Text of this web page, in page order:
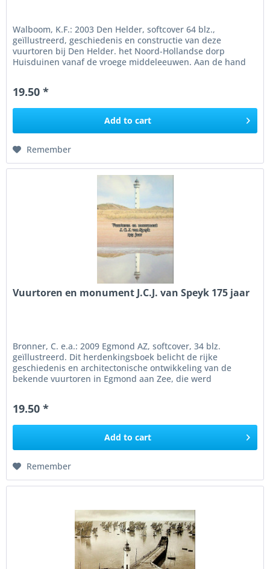
Walboom, K.F.: 2003 Den Helder, softcover 64 blz.,
geïllustreerd, geschiedenis en constructie van deze
vuurtoren bij Den Helder. het Noord-Hollandse dorp
Huisduinen vanaf de vroege middeleeuwen. Aan de hand
19.50 *
Add to cart
Remember
Vuurtoren en monument J.C.J. van Speyk 175 jaar
Bronner, C. e.a.: 2009 Egmond AZ, softcover, 34 blz.
geïllustreerd. Dit herdenkingsboek belicht de rijke
geschiedenis en architectonische ontwikkeling van de
bekende vuurtoren in Egmond aan Zee, die werd
19.50 *
Add to cart
Remember